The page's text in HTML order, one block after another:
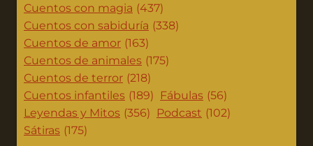
Cuentos con magia (437)
Cuentos con sabiduría (338)
Cuentos de amor (163)
Cuentos de animales (175)
Cuentos de terror (218)
Cuentos infantiles (189) Fábulas (56)
Leyendas y Mitos (356) Podcast (102)
Sátiras (175)